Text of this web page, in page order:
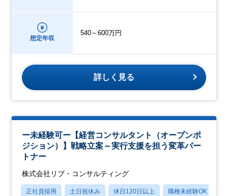
想定年収
540～600万円
詳しく見る
ー未経験可ー【経営コンサルタント（オープンポ
ジション）】戦略立案～実行支援を担う変革パー
トナー
株式会社リブ・コンサルティング
正社員採用 土日祝休み 休日120日以上 職種未経験OK